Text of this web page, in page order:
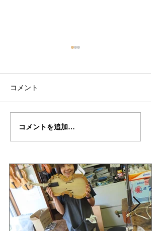
丸岡さん
コメント
コメントを追加…